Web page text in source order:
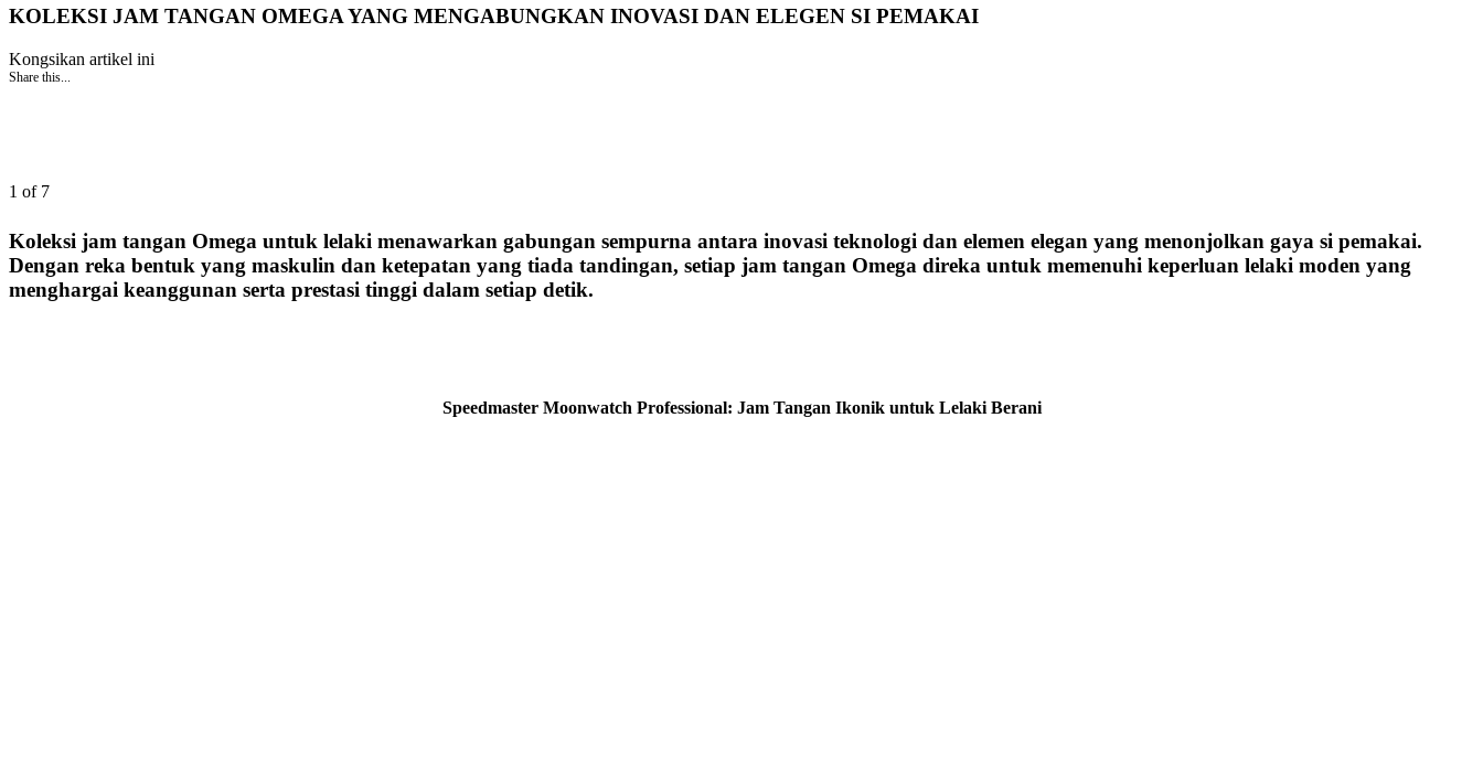
KOLEKSI JAM TANGAN OMEGA YANG MENGABUNGKAN INOVASI DAN ELEGEN SI PEMAKAI
Kongsikan artikel ini
Share this...
1 of 7
Koleksi jam tangan Omega untuk lelaki menawarkan gabungan sempurna antara inovasi teknologi dan elemen elegan yang menonjolkan gaya si pemakai.
Dengan reka bentuk yang maskulin dan ketepatan yang tiada tandingan, setiap jam tangan Omega direka untuk memenuhi keperluan lelaki moden yang
menghargai keanggunan serta prestasi tinggi dalam setiap detik.
Speedmaster Moonwatch Professional: Jam Tangan Ikonik untuk Lelaki Berani